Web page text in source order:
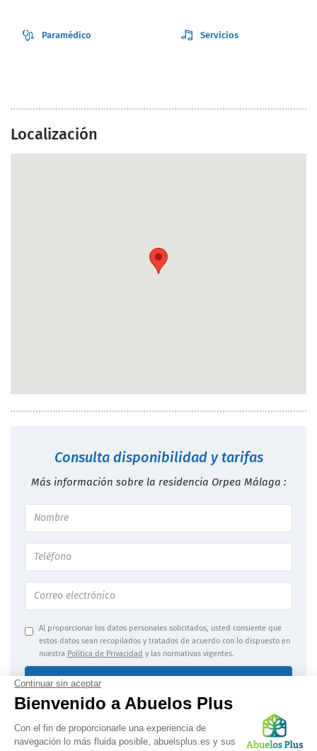
Paramédico Servicios
Localización
Consulta disponibilidad y tarifas
Más información sobre la residencia Orpea Málaga :
Al proporcionar los datos personales solicitados, usted consiente que
estos datos sean recopilados y tratados de acuerdo con lo dispuesto en
nuestra Política de Privacidad y las normativas vigentes.
Información jurídica|Confidencialidad de los datos